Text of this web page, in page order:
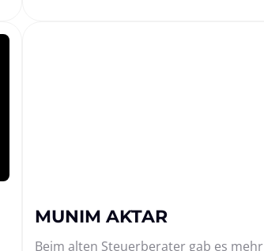
MUNIM AKTAR
Beim alten Steuerberater gab es mehr